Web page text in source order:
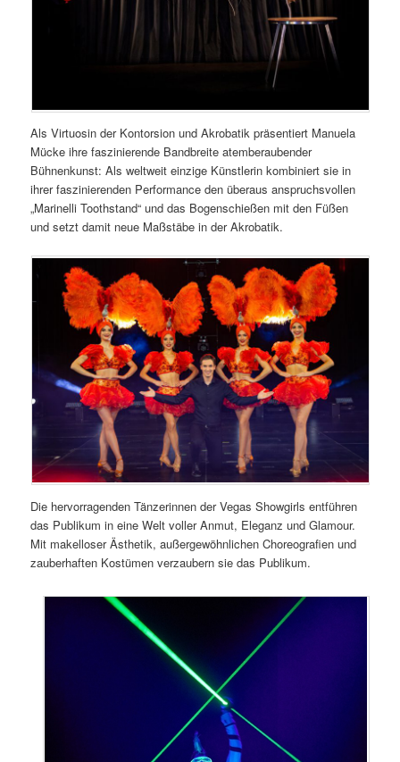
Als Virtuosin der Kontorsion und Akrobatik präsentiert Manuela
Mücke ihre faszinierende Bandbreite atemberaubender
Bühnenkunst: Als weltweit einzige Künstlerin kombiniert sie in
ihrer faszinierenden Performance den überaus anspruchsvollen
„Marinelli Toothstand“ und das Bogenschießen mit den Füßen
und setzt damit neue Maßstäbe in der Akrobatik.
Die hervorragenden Tänzerinnen der Vegas Showgirls entführen
das Publikum in eine Welt voller Anmut, Eleganz und Glamour.
Mit makelloser Ästhetik, außergewöhnlichen Choreografien und
zauberhaften Kostümen verzaubern sie das Publikum.